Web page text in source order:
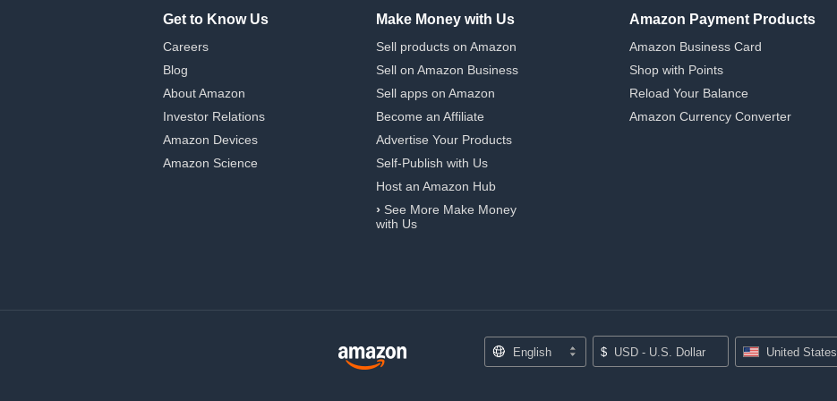
Get to Know Us
Careers
Blog
About Amazon
Investor Relations
Amazon Devices
Amazon Science
Make Money with Us
Sell products on Amazon
Sell on Amazon Business
Sell apps on Amazon
Become an Affiliate
Advertise Your Products
Self-Publish with Us
Host an Amazon Hub
› See More Make Money
with Us
Amazon Payment Products
Amazon Business Card
Shop with Points
Reload Your Balance
Amazon Currency Converter
English $ USD - U.S. Dollar United States